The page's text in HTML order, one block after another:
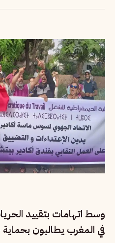
وسط اتهامات بتقييد
في المغرب يطالبون